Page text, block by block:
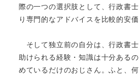
際の一つの選択肢として、行政書
り専門的なアドバイスを比較的安価
そして独立前の自分は、行政書
助けられる経験・知識は十分ある
めているだけのおじさん。ふと、